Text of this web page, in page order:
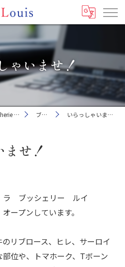
ゃいませ！
世田谷の肉屋ならLa Boucherie Louis ブログ いらっしゃいませ！
ませ！
ラ ブッシェリー ルイ
ープンしています。
リブロース、ヒレ、サーロイ
位や、トマホーク、Tボーン